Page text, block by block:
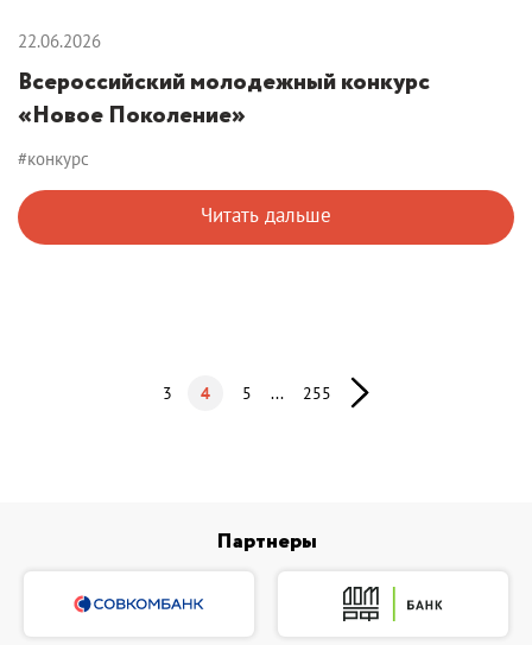
22.06.2026
Всероссийский молодежный конкурс
«Новое Поколение»
#конкурс
Читать дальше
3 4 5 ... 255
Партнеры